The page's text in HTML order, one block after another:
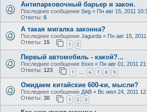
Антипарковочный барьер и закон.
Последнее сообщение Seg « Пн авг 15, 2011
Ответы: 6
А такая мигалка законна?
Последнее сообщение Jagurda « Пн авг 15,
Ответы: 15 1 2
Первый автомобиль - какой?...
Последнее сообщение бэхо « Пн авг 01, 2011
Ответы: 123 1 … 6 7 8 9
Ожидаем китайские 600-ки, мысли?
Последнее сообщение ДАВ « Вс июл 24, 2011
Ответы: 30 1 2 3